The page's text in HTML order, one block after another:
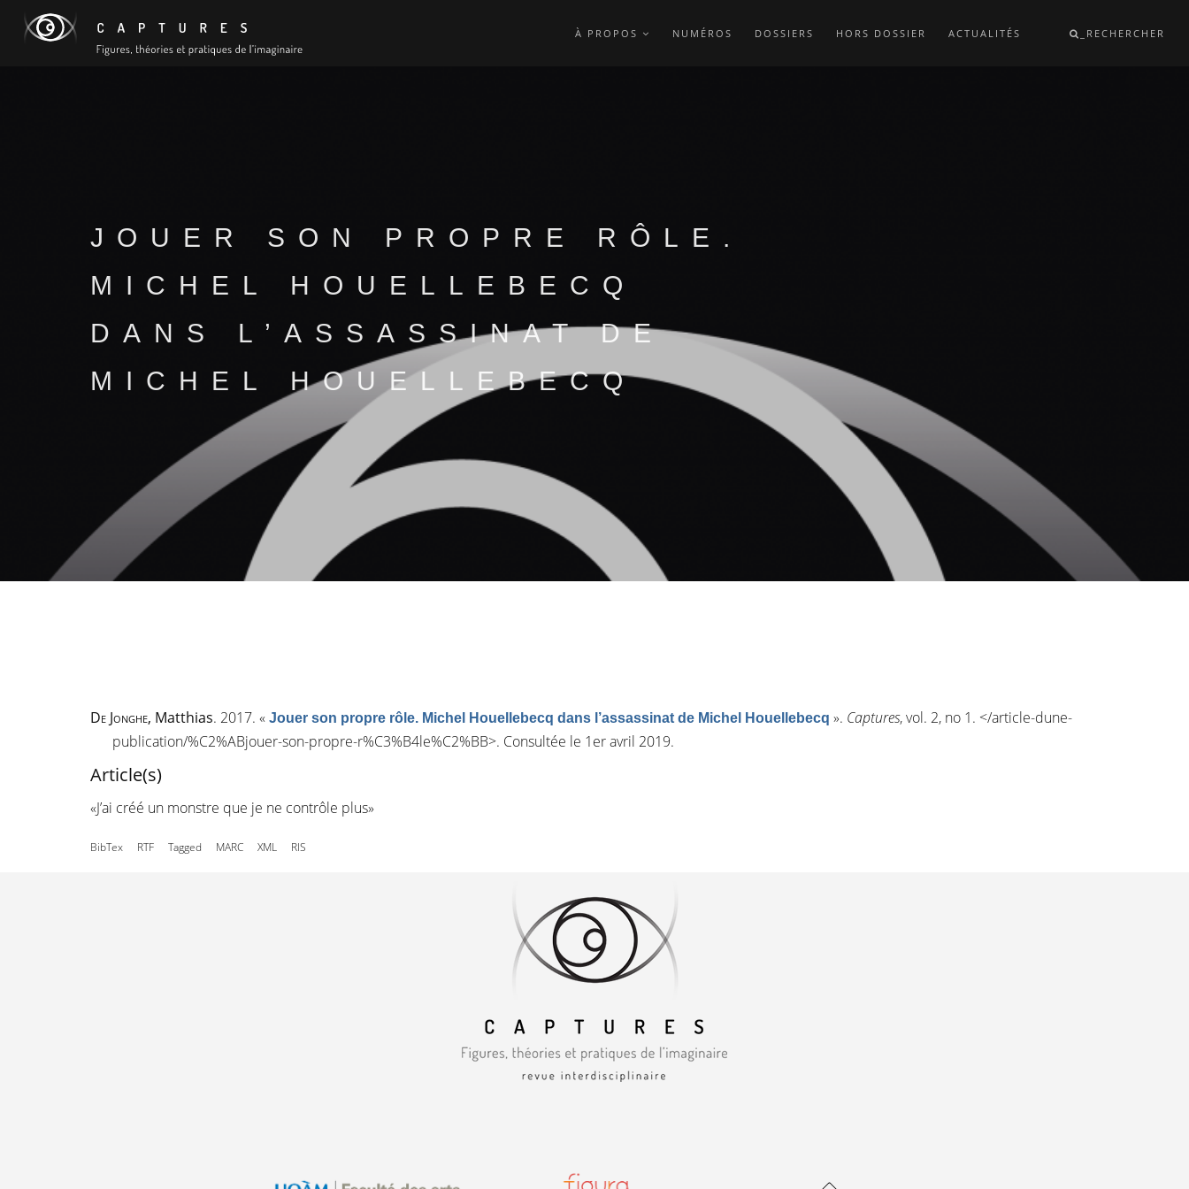
À PROPOS NUMÉROS DOSSIERS HORS DOSSIER ACTUALITÉS _RECHERCHER
JOUER SON PROPRE RÔLE.
MICHEL HOUELLEBECQ
DANS L’ASSASSINAT DE
MICHEL HOUELLEBECQ
De Jonghe, Matthias. 2017. « Jouer son propre rôle. Michel Houellebecq dans l’assassinat de Michel Houellebecq ». Captures, vol. 2, no 1. </article-dune-
publication/%C2%ABjouer-son-propre-r%C3%B4le%C2%BB>. Consultée le 1er avril 2019.
Article(s)
«J’ai créé un monstre que je ne contrôle plus»
BibTex RTF Tagged MARC XML RIS